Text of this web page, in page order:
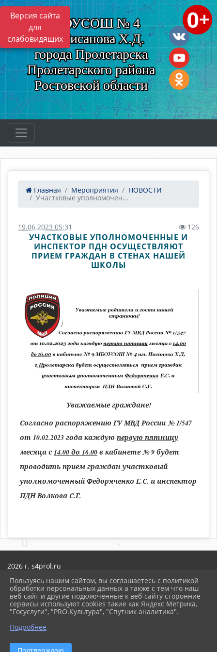
Версия сайта
для
слабовидящих
МБОУСОШ № 4
им. Нисанова Х.Д.
города Пролетарска
Пролетарского района
Ростовской области
Главная Мероприятия
НОВОСТИ
Участковые уполномочен...
19.06.2023 05:31 126
УЧАСТКОВЫЕ УПОЛНОМОЧЕННЫЕ И
ИНСПЕКТОР ПДН ОСУЩЕСТВЛЯЮТ
ПРИЕМ ГРАЖДАН В СТЕНАХ НАШЕЙ
ШКОЛЫ
Уважаемые граждане!
Согласно распоряжению ГУ МВД России № 1/547
от 10.02.2023 года каждую первую пятницу
месяца с14.00 до 16.00 в кабинете № 9 будет
проводить прием граждан участковый
уполномоченный Федоряченко Е.С. и инспектор
ПДН Волкова С.Г.
2026 г. s4prol.ru
Карта сайта
Политика обработки персональных данных
Сделано на KubCMS
Разработка и поддержка
Пользуясь нашим сайтом, вы соглашаетесь с политикой
обработки персональных данных а также с тем что наш
веб-сайт и другие подключенные к веб-сайту сторонние
сервисы используют cookies такие как Яндекс Метрика,
"Госуслуги", "PRO.Культура", "Спутник аналитика".
Подробнее